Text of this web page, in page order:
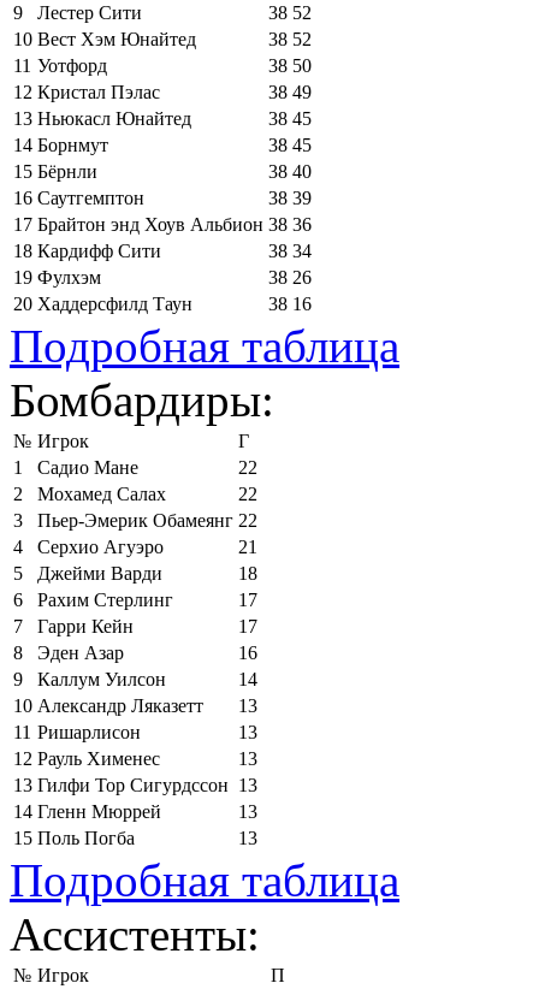
9
Лестер Сити 38 52
10 Вест Хэм Юнайтед 38 52
11 Уотфорд 38 50
12 Кристал Пэлас 38 49
13 Ньюкасл Юнайтед 38 45
14 Борнмут 38 45
15 Бёрнли 38 40
16 Саутгемптон 38 39
17 Брайтон энд Хоув Альбион 38 36
18 Кардифф Сити 38 34
19 Фулхэм 38 26
20 Хаддерсфилд Таун 38 16
Подробная таблица
Бомбардиры:
№ Игрок
Г
1
Садио Мане
22
2
Мохамед Салах
22
3
Пьер-Эмерик Обамеянг 22
4
Серхио Агуэро
21
5
Джейми Варди
18
6
Рахим Стерлинг
17
7
Гарри Кейн
17
8
Эден Азар
16
9
Каллум Уилсон
14
10 Александр Ляказетт
13
11 Ришарлисон
13
12 Рауль Хименес
13
13 Гилфи Тор Сигурдссон 13
14 Гленн Мюррей
13
15 Поль Погба 13
Подробная таблица
Ассистенты:
№ Игрок
П